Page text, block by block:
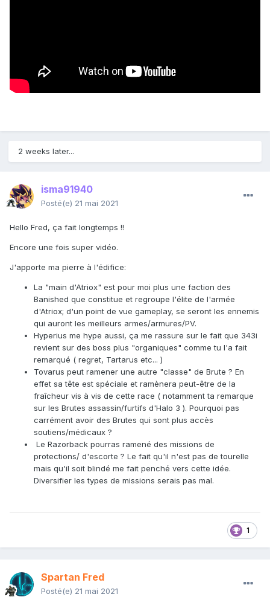
2 weeks later...
isma91940
Posté(e) 21 mai 2021
Hello Fred, ça fait longtemps !!
Encore une fois super vidéo.
J'apporte ma pierre à l'édifice:
La "main d'Atriox" est pour moi plus une faction des
Banished que constitue et regroupe l'élite de l'armée
d'Atriox; d'un point de vue gameplay, se seront les ennemis
qui auront les meilleurs armes/armures/PV.
Hyperius me hype aussi, ça me rassure sur le fait que 343i
revient sur des boss plus "organiques" comme tu l'a fait
remarqué ( regret, Tartarus etc... )
Tovarus peut ramener une autre "classe" de Brute ? En
effet sa tête est spéciale et ramènera peut-être de la
fraîcheur vis à vis de cette race ( notamment ta remarque
sur les Brutes assassin/furtifs d'Halo 3 ). Pourquoi pas
carrément avoir des Brutes qui sont plus accès
soutiens/médicaux ?
Le Razorback pourras ramené des missions de
protections/ d'escorte ? Le fait qu'il n'est pas de tourelle
mais qu'il soit blindé me fait penché vers cette idée.
Diversifier les types de missions serais pas mal.
1
Spartan Fred
Posté(e) 21 mai 2021